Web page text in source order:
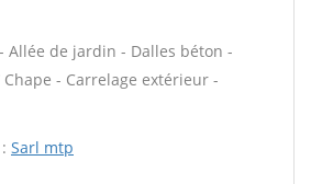
Allée de jardin - Dalles béton -
- Carrelage extérieur -
Sarl mtp